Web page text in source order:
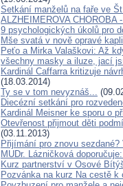
Setkání manželů na faře ve
ALZHEIMEROVA CHOROBA
9 psychologických úkolů pro
Mše svatá v nově opravé
Peťo a Mirka Valaškovi: Až
všechny masky a iluze, jací
Kardinál Caffarra kritizuje
(18.03.2014)
Ty se v tom nevyznáš...
Diecézní setkání pro
Kardinál Meisner ke sporu o
Otevřenost přijmout děti
(03.11.2013)
Přijímání pro znovu
MUDr. Lázničková
Kurz partnerství v Osové
Pozvánka na kurz Na cestě k